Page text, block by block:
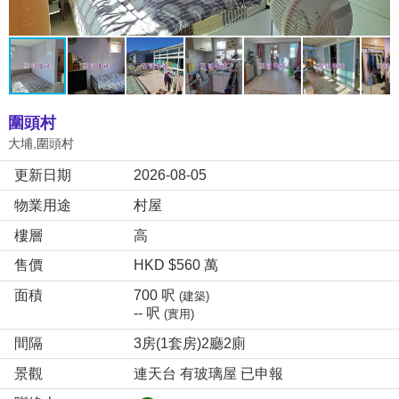
圍頭村
大埔,圍頭村
更新日期
2026-08-05
物業用途
村屋
樓層
高
售價
HKD $560 萬
面積
700 呎(建築)
-- 呎(實用)
間隔
3房(1套房)2廳2廁
景觀
連天台 有玻璃屋 已申報